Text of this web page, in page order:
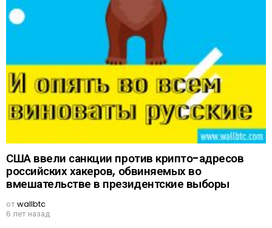
США ввели санкции против крипто-адресов
российских хакеров, обвиняемых во
вмешательстве в президентские выборы
отwallbtc
6 лет назад